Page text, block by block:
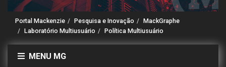
Portal Mackenzie Pesquisa e Inovação
MackGraphe
Laboratório Multiusuário
Política Multiusuário
MENU MG